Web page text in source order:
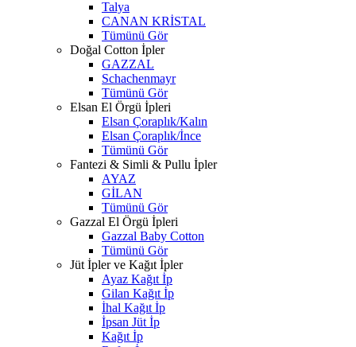
Talya
CANAN KRİSTAL
Tümünü Gör
Doğal Cotton İpler
GAZZAL
Schachenmayr
Tümünü Gör
Elsan El Örgü İpleri
Elsan Çoraplık/Kalın
Elsan Çoraplık/İnce
Tümünü Gör
Fantezi & Simli & Pullu İpler
AYAZ
GİLAN
Tümünü Gör
Gazzal El Örgü İpleri
Gazzal Baby Cotton
Tümünü Gör
Jüt İpler ve Kağıt İpler
Ayaz Kağıt İp
Gilan Kağıt İp
İhal Kağıt İp
İpsan Jüt İp
Kağıt İp